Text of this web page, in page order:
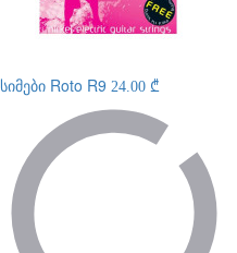
სიმები Roto R9 24.00 ₾